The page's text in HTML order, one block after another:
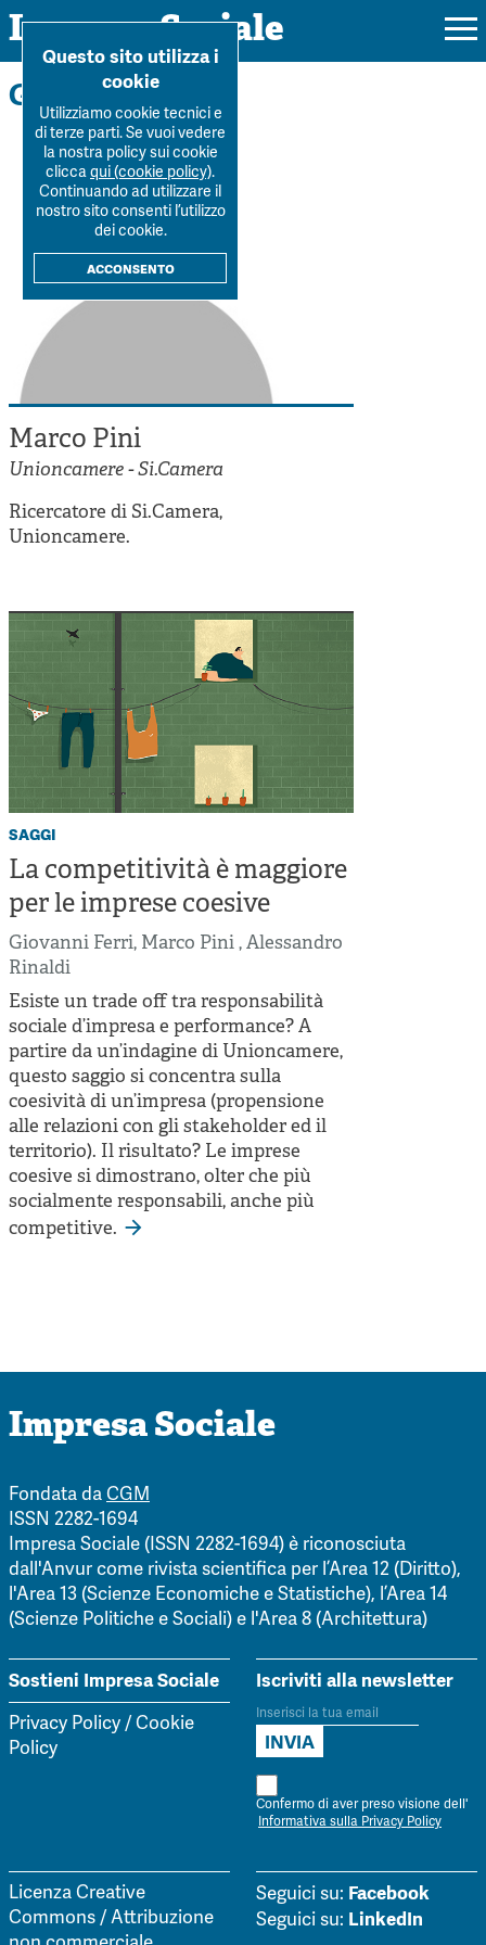
Impresa Sociale
Rivista
Ultimo numero
La Rivista
Submission
Colophon
Autori
Argomenti
Forum
Tutti gli articoli
Autori
Argomenti
Dossier
Tutti i dossier
Workshop Impresa Sociale 2021
Impresa sociale, reciprocità e sostenibilità
Innovazione sociale
Impresa sociale e democrazia
Valutazione e dintorni
Chi siamo
Contatti
Sostienici
Home Marco Pini
Gli autori
Marco Pini
Unioncamere - Si.Camera
Ricercatore di Si.Camera,
Unioncamere.
saggi
La competitività è maggiore
per le imprese coesive
Giovanni Ferri, Marco Pini,Alessandro
Rinaldi
Esiste un trade off tra responsabilità
sociale d’impresa e performance? A
partire da un’indagine di Unioncamere,
questo saggio si concentra sulla
coesività di un’impresa (propensione
alle relazioni con gli stakeholder ed il
territorio). Il risultato? Le imprese
coesive si dimostrano, olter che più
socialmente responsabili, anche più
competitive.
Impresa Sociale
Fondata daCGM
ISSN 2282-1694
Impresa Sociale (ISSN 2282-1694) è riconosciuta
dall'Anvur come rivista scientifica per l’Area 12 (Diritto),
l'Area 13 (Scienze Economiche e Statistiche), l’Area 14
(Scienze Politiche e Sociali) e l'Area 8 (Architettura)
Sostieni Impresa Sociale
Privacy Policy/Cookie
Policy
Iscriviti alla newsletter
Confermo di aver preso visione dell'
Informativa sulla Privacy Policy
Licenza Creative
Commons / Attribuzione
Seguici su: Facebook
Seguici su: LinkedIn
Questo sito utilizza i
cookie
Utilizziamo cookie tecnici e
di terze parti. Se vuoi vedere
la nostra policy sui cookie
cliccaqui (cookie policy).
Continuando ad utilizzare il
nostro sito consenti l’utilizzo
dei cookie.
acconsento